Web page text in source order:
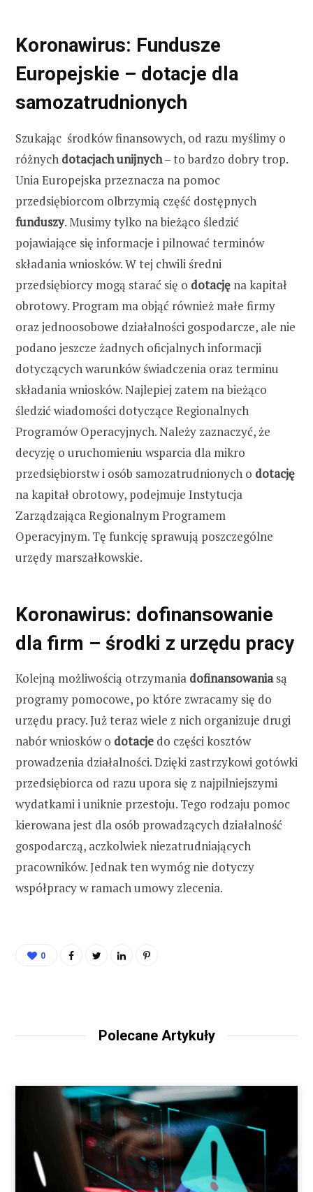
Koronawirus: Fundusze
Europejskie – dotacje dla
samozatrudnionych
Szukając środków finansowych, od razu myślimy o
różnych dotacjach unijnych– to bardzo dobry trop.
Unia Europejska przeznacza na pomoc
przedsiębiorcom olbrzymią część dostępnych
funduszy. Musimy tylko na bieżąco śledzić
pojawiające się informacje i pilnować terminów
składania wniosków. W tej chwili średni
przedsiębiorcy mogą starać się o dotację na kapitał
obrotowy. Program ma objąć również małe firmy
oraz jednoosobowe działalności gospodarcze, ale nie
podano jeszcze żadnych oficjalnych informacji
dotyczących warunków świadczenia oraz terminu
składania wniosków. Najlepiej zatem na bieżąco
śledzić wiadomości dotyczące Regionalnych
Programów Operacyjnych. Należy zaznaczyć, że
decyzję o uruchomieniu wsparcia dla mikro
przedsiębiorstw i osób samozatrudnionych o dotację
na kapitał obrotowy, podejmuje Instytucja
Zarządzająca Regionalnym Programem
Operacyjnym. Tę funkcję sprawują poszczególne
urzędy marszałkowskie.
Koronawirus: dofinansowanie
dla firm – środki z urzędu pracy
Kolejną możliwością otrzymania dofinansowaniasą
programy pomocowe, po które zwracamy się do
urzędu pracy. Już teraz wiele z nich organizuje drugi
nabór wniosków o dotacje do części kosztów
prowadzenia działalności. Dzięki zastrzykowi gotówki
przedsiębiorca od razu upora się z najpilniejszymi
wydatkami i uniknie przestoju. Tego rodzaju pomoc
kierowana jest dla osób prowadzących działalność
gospodarczą, aczkolwiek niezatrudniających
pracowników. Jednak ten wymóg nie dotyczy
współpracy w ramach umowy zlecenia.
0
Polecane Artykuły